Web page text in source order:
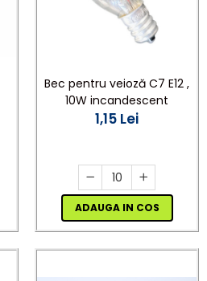
Bec pentru veioză C7 E12 ,
10W incandescent
1,15 Lei
ADAUGA IN COS